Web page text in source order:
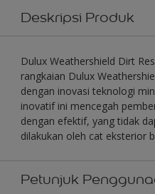
Deskripsi Produk
Dulux Weathershield Dirt
rangkaian Dulux
dengan inovasi teknologi
inovatif ini mencegah
dengan efektif, yang tidak
dilakukan oleh cat eksterior
Petunjuk